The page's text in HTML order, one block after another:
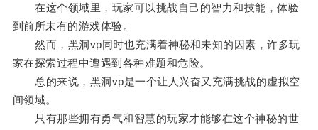
在这个领域里，玩家可以挑战自己的智力和技能，体验
到前所未有的游戏体验。
然而，黑洞vp同时也充满着神秘和未知的因素，许多玩
家在探索过程中遭遇到各种难题和危险。
总的来说，黑洞vp是一个让人兴奋又充满挑战的虚拟空
间领域。
只有那些拥有勇气和智慧的玩家才能够在这个神秘的世